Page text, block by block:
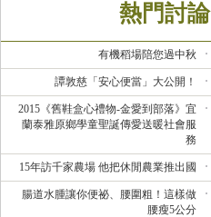
熱門討論
有機稻場陪您過中秋
譚敦慈「安心便當」大公開！
2015《舊鞋盒心禮物-金愛到部落》宜
蘭泰雅原鄉學童聖誕傳愛送暖社會服
務
15年訪千家農場 他把休閒農業推出國
腸道水腫讓你便祕、腰圍粗！這樣做
腰瘦5公分